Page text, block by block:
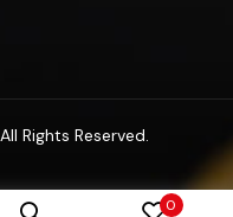
0
. All Rights Reserved.